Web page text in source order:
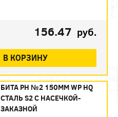
156.47 руб.
В КОРЗИНУ
БИТА PH №2 150ММ WP HQ
СТАЛЬ S2 С НАСЕЧКОЙ-
ЗАКАЗНОЙ